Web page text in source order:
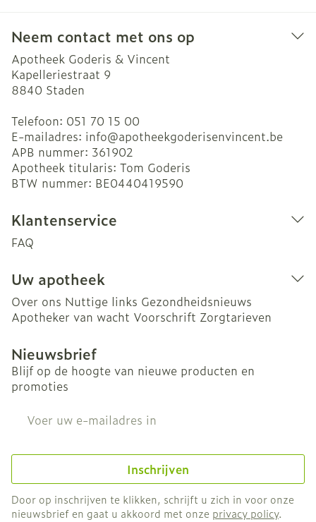
Neem contact met ons op
Apotheek Goderis & Vincent
Kapelleriestraat 9
8840 Staden
Telefoon: 051 70 15 00
E-mailadres: info@apotheekgoderisenvincent.be
APB nummer: 361902
Apotheek titularis: Tom Goderis
BTW nummer: BE0440419590
Klantenservice
FAQ
Uw apotheek
Over ons Nuttige links Gezondheidsnieuws
Apotheker van wacht Voorschrift Zorgtarieven
Nieuwsbrief
Blijf op de hoogte van nieuwe producten en
promoties
Inschrijven
Door op inschrijven te klikken, schrijft u zich in voor onze
nieuwsbrief en gaat u akkoord met onze privacy policy.